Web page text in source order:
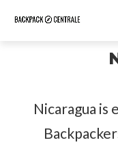
Nicaragua is